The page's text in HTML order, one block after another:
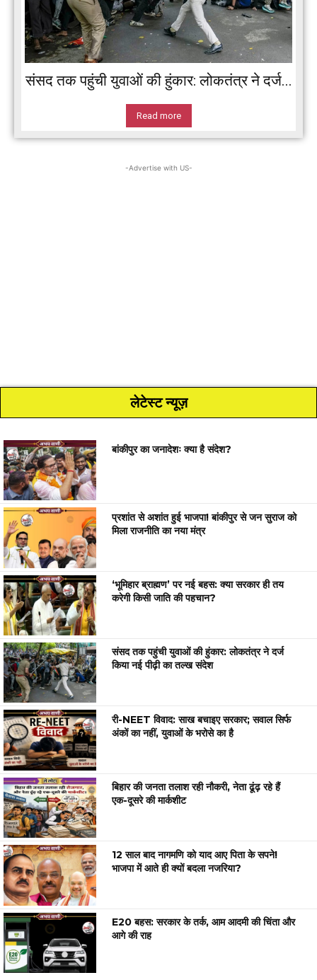
संसद तक पहुंची युवाओं की हुंकार: लोकतंत्र ने दर्ज...
Read more
-Advertise with US-
लेटेस्ट न्यूज़
बांकीपुर का जनादेशः क्या है संदेश?
प्रशांत से अशांत हुई भाजपा! बांकीपुर से जन सुराज को
मिला राजनीति का नया मंत्र
‘भूमिहार ब्राह्मण’ पर नई बहस: क्या सरकार ही तय
करेगी किसी जाति की पहचान?
संसद तक पहुंची युवाओं की हुंकार: लोकतंत्र ने दर्ज
किया नई पीढ़ी का तल्ख संदेश
री-NEET विवाद: साख बचाइए सरकार; सवाल सिर्फ
अंकों का नहीं, युवाओं के भरोसे का है
बिहार की जनता तलाश रही नौकरी, नेता ढूंढ़ रहे हैं
एक-दूसरे की मार्कशीट
12 साल बाद नागमणि को याद आए पिता के सपने!
भाजपा में आते ही क्यों बदला नजरिया?
E20 बहस: सरकार के तर्क, आम आदमी की चिंता और
आगे की राह